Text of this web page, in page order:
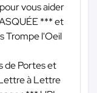
vous aider
***et
Trompe l'Oeil
de Portes et
à Lettre